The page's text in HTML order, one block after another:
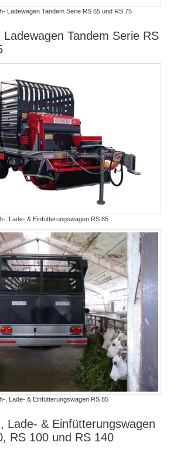
Ladewagen Tandem Serie RS 65 und RS 75
Tandem Serie RS
, Lade- & Einfütterungswagen RS 85
, Lade- & Einfütterungswagen RS 85
Lade- & Einfütterungswagen
RS 100 und RS 140